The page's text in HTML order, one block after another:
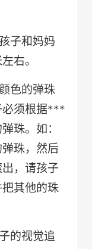
子和妈妈
右。
色的弹珠
必须根据***
珠。如：
珠，然后
，请孩子
其他的珠
的视觉追